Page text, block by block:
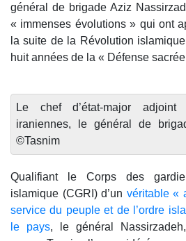
général de brigade Aziz
« immenses évolutions » qui ont
la suite de la Révolution
huit années de la « Défense
Le chef d’état-major
iraniennes, le général de
©Tasnim
Qualifiant le Corps des
islamique (CGRI) d’un véritable «
service du peuple et de l’ordre
le pays, le général